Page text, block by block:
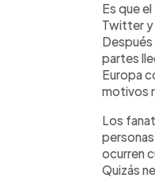
Es que
Twitter y
Después
partes
Europa
motivos
Los
ocurren
Quizás